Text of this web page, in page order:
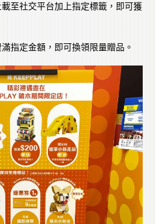
至社交平台加上指定標籤，即可獲
指定金額，即可換領限量贈品。